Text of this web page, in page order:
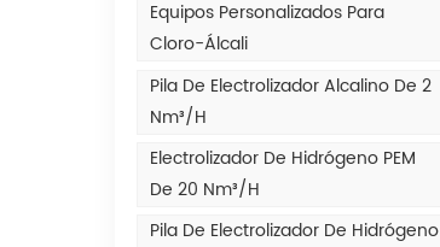
Equipos Personalizados Para
Cloro-Álcali
Pila De Electrolizador Alcalino De 2
Nm³/h
Electrolizador De Hidrógeno PEM
De 20 Nm³/h
Pila De Electrolizador De Hidrógeno